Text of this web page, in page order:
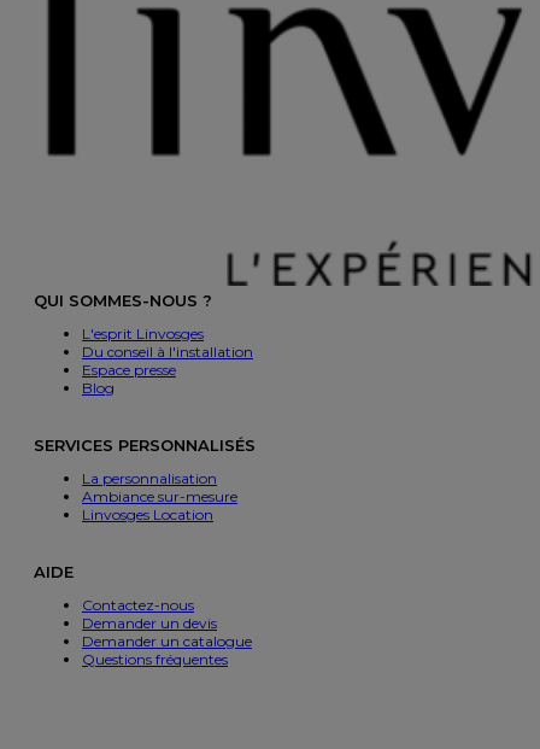
QUI SOMMES-NOUS ?
L'esprit Linvosges
Du conseil à l'installation
Espace presse
Blog
SERVICES PERSONNALISÉS
La personnalisation
Ambiance sur-mesure
Linvosges Location
AIDE
Contactez-nous
Demander un devis
Demander un catalogue
Questions fréquentes